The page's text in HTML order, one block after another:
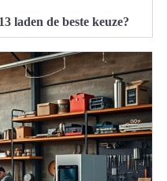
laden de beste keuze?